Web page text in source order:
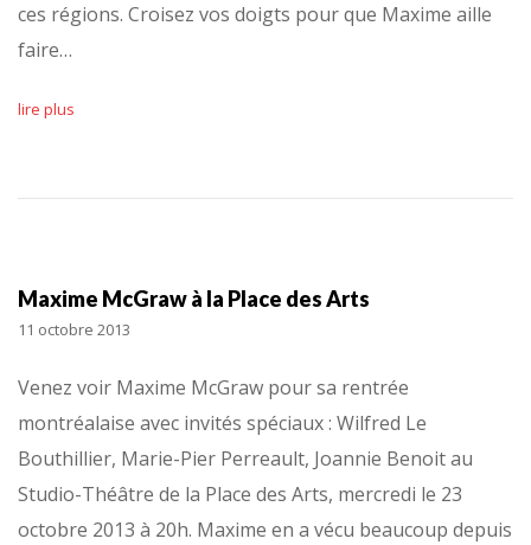
ces régions. Croisez vos doigts pour que Maxime aille
faire…
lire plus
Maxime McGraw à la Place des Arts
11 octobre 2013
Venez voir Maxime McGraw pour sa rentrée
montréalaise avec invités spéciaux : Wilfred Le
Bouthillier, Marie-Pier Perreault, Joannie Benoit au
Studio-Théâtre de la Place des Arts, mercredi le 23
octobre 2013 à 20h. Maxime en a vécu beaucoup depuis